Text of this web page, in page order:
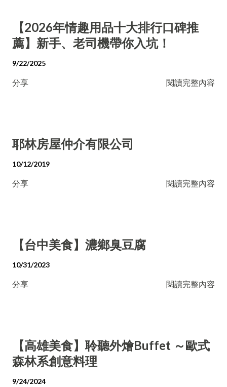
【2026年情趣用品十大排行口碑推
薦】新手、老司機帶你入坑！
9/22/2025
分享 閱讀完整內容
耶林房屋仲介有限公司
10/12/2019
分享 閱讀完整內容
【台中美食】濃鄉臭豆腐
10/31/2023
分享 閱讀完整內容
【高雄美食】聆聽外燴Buffet ～歐式
森林系創意料理
9/24/2024